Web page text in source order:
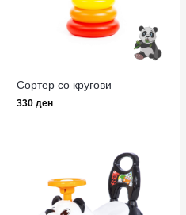
Сортер со кругови
330 ден